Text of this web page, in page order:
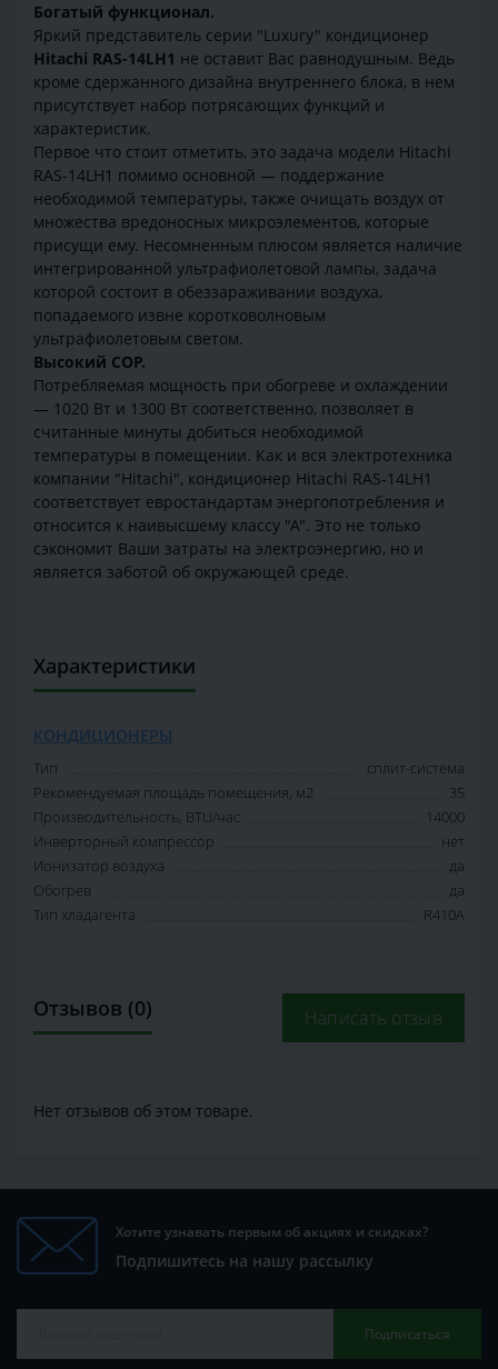
Богатый функционал.
Яркий представитель серии "Luxury" кондиционер
Hitachi RAS-14LH1 не оставит Вас равнодушным. Ведь
кроме сдержанного дизайна внутреннего блока, в нем
присутствует набор потрясающих функций и
характеристик.
Первое что стоит отметить, это задача модели Hitachi
RAS-14LH1 помимо основной — поддержание
необходимой температуры, также очищать воздух от
множества вредоносных микроэлементов, которые
присущи ему. Несомненным плюсом является наличие
интегрированной ультрафиолетовой лампы, задача
которой состоит в обеззараживании воздуха,
попадаемого извне коротковолновым
ультрафиолетовым светом.
Высокий СОР.
Потребляемая мощность при обогреве и охлаждении
— 1020 Вт и 1300 Вт соответственно, позволяет в
считанные минуты добиться необходимой
температуры в помещении. Как и вся электротехника
компании "Hitachi", кондиционер Hitachi RAS-14LH1
соответствует евростандартам энергопотребления и
относится к наивысшему классу "А". Это не только
сэкономит Ваши затраты на электроэнергию, но и
является заботой об окружающей среде.
Характеристики
КОНДИЦИОНЕРЫ
Тип
сплит-система
Рекомендуемая площадь помещения, м2
35
Производительность, BTU/час
14000
Инверторный компрессор
нет
Ионизатор воздуха
да
Обогрев
да
Тип хладагента
R410A
Отзывов (0) Написать отзыв
Нет отзывов об этом товаре.
Хотите узнавать первым об акциях и скидках?
Подпишитесь на нашу рассылку
Подписаться